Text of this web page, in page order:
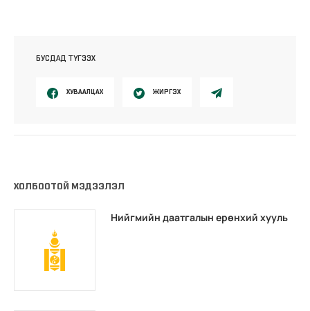
БУСДАД ТҮГЭЭХ
ХУВААЛЦАХ ЖИРГЭХ
ХОЛБООТОЙ МЭДЭЭЛЭЛ
Нийгмийн даатгалын ерөнхий хууль